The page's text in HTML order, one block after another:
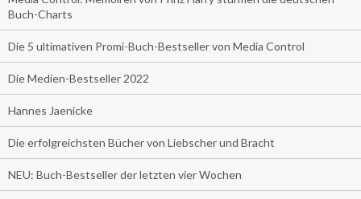
Buch-Charts
Die 5 ultimativen Promi-Buch-Bestseller von Media Control
Die Medien-Bestseller 2022
Hannes Jaenicke
Die erfolgreichsten Bücher von Liebscher und Bracht
NEU: Buch-Bestseller der letzten vier Wochen